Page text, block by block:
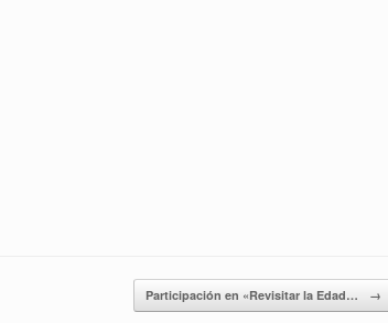
Participación en «Revisitar la Edad… →